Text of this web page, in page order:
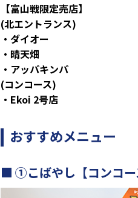
【富山戦限定売店】
(北エントランス)
・ダイオー
・晴天畑
・アッパキンパ
(コンコース)
・Ekoi 2号店
おすすめメニュー
①こばやし【コンコー